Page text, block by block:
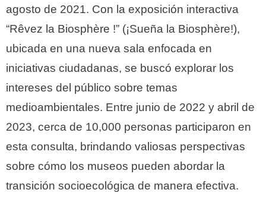
agosto de 2021. Con la exposición interactiva
“Rêvez la Biosphère !” (¡Sueña la Biosphère!),
ubicada en una nueva sala enfocada en
iniciativas ciudadanas, se buscó explorar los
intereses del público sobre temas
medioambientales. Entre junio de 2022 y abril de
2023, cerca de 10,000 personas participaron en
esta consulta, brindando valiosas perspectivas
sobre cómo los museos pueden abordar la
transición socioecológica de manera efectiva.